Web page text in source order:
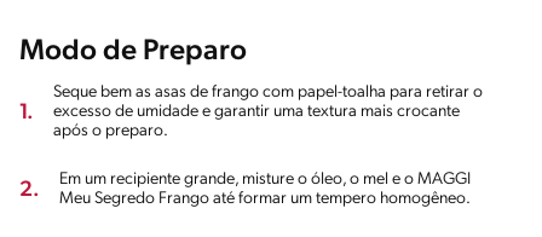
Modo de Preparo
1.
Seque bem as asas de frango com papel-toalha para retirar o
excesso de umidade e garantir uma textura mais crocante
após o preparo.
2.
Em um recipiente grande, misture o óleo, o mel e o MAGGI
Meu Segredo Frango até formar um tempero homogêneo.